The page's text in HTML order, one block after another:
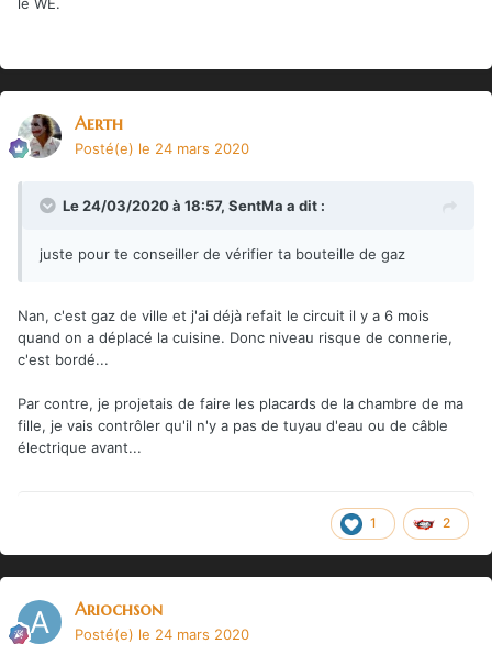
Aerth
Posté(e) le 24 mars 2020
Le 24/03/2020 à 18:57, SentMa a dit :
juste pour te conseiller de vérifier ta bouteille de gaz
Nan, c'est gaz de ville et j'ai déjà refait le circuit il y a 6 mois
quand on a déplacé la cuisine. Donc niveau risque de connerie,
c'est bordé...
Par contre, je projetais de faire les placards de la chambre de ma
fille, je vais contrôler qu'il n'y a pas de tuyau d'eau ou de câble
électrique avant...
1 2
Ariochson
Posté(e) le 24 mars 2020